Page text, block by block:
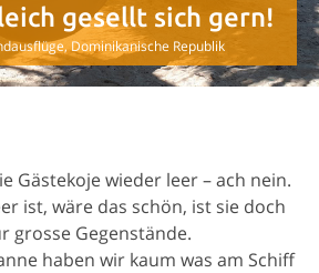
gesellt sich gern!
Dominikanische Republik
Gästekoje wieder leer – ach nein.
ist, wäre das schön, ist sie doch
grosse Gegenstände.
haben wir kaum was am Schiff